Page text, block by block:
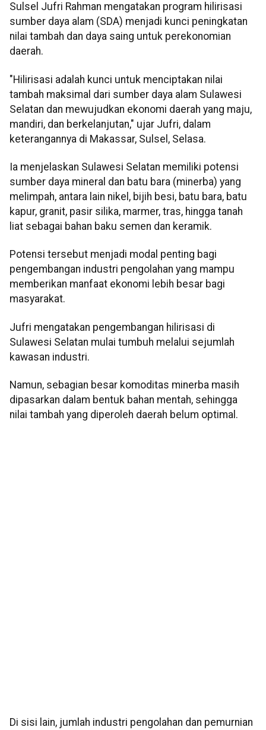
Sulsel Jufri Rahman mengatakan program hilirisasi
sumber daya alam (SDA) menjadi kunci peningkatan
nilai tambah dan daya saing untuk perekonomian
daerah.
"Hilirisasi adalah kunci untuk menciptakan nilai
tambah maksimal dari sumber daya alam Sulawesi
Selatan dan mewujudkan ekonomi daerah yang maju,
mandiri, dan berkelanjutan," ujar Jufri, dalam
keterangannya di Makassar, Sulsel, Selasa.
Ia menjelaskan Sulawesi Selatan memiliki potensi
sumber daya mineral dan batu bara (minerba) yang
melimpah, antara lain nikel, bijih besi, batu bara, batu
kapur, granit, pasir silika, marmer, tras, hingga tanah
liat sebagai bahan baku semen dan keramik.
Potensi tersebut menjadi modal penting bagi
pengembangan industri pengolahan yang mampu
memberikan manfaat ekonomi lebih besar bagi
masyarakat.
Jufri mengatakan pengembangan hilirisasi di
Sulawesi Selatan mulai tumbuh melalui sejumlah
kawasan industri.
Namun, sebagian besar komoditas minerba masih
dipasarkan dalam bentuk bahan mentah, sehingga
nilai tambah yang diperoleh daerah belum optimal.
Di sisi lain, jumlah industri pengolahan dan pemurnian